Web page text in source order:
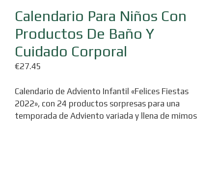
Calendario Para Niños Con
Productos De Baño Y
Cuidado Corporal
€27.45
Calendario de Adviento Infantil «Felices Fiestas
2022», con 24 productos sorpresas para una
temporada de Adviento variada y llena de mimos